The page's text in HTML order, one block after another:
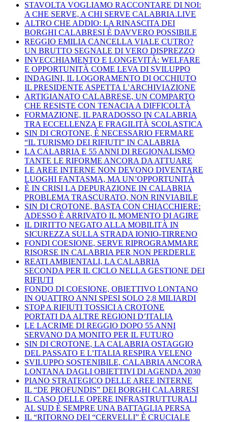
STAVOLTA VOGLIAMO RACCONTARE DI NOI:
A CHE SERVE, A CHI SERVE CALABRIA.LIVE
ALTRO CHE ADDIO: LA RINASCITA DEI
BORGHI CALABRESI È DAVVERO POSSIBILE
REGGIO EMILIA CANCELLA VIALE CUTRO?
UN BRUTTO SEGNALE DI VERO DISPREZZO
INVECCHIAMENTO E LONGEVITÀ: WELFARE
E OPPORTUNITÀ COME LEVA DI SVILUPPO
INDAGINI, IL LOGORAMENTO DI OCCHIUTO
IL PRESIDENTE ASPETTA L’ARCHIVIAZIONE
ARTIGIANATO CALABRESE, UN COMPARTO
CHE RESISTE CON TENACIA A DIFFICOLTÀ
FORMAZIONE, IL PARADOSSO IN CALABRIA
TRA ECCELLENZA E FRAGILITÀ SCOLASTICA
SIN DI CROTONE, È NECESSARIO FERMARE
“IL TURISMO DEI RIFIUTI” IN CALABRIA
LA CALABRIA E 55 ANNI DI REGIONALISMO
TANTE LE RIFORME ANCORA DA ATTUARE
LE AREE INTERNE NON DEVONO DIVENTARE
LUOGHI FANTASMA, MA UN’OPPORTUNITÀ
È IN CRISI LA DEPURAZIONE IN CALABRIA
PROBLEMA TRASCURATO, NON RINVIABILE
SIN DI CROTONE, BASTA CON CHIACCHIERE:
ADESSO È ARRIVATO IL MOMENTO DI AGIRE
IL DIRITTO NEGATO ALLA MOBILITÀ IN
SICUREZZA SULLA STRADA IONIO-TIRRENO
FONDI COESIONE, SERVE RIPROGRAMMARE
RISORSE IN CALABRIA PER NON PERDERLE
REATI AMBIENTALI, LA CALABRIA
SECONDA PER IL CICLO NELLA GESTIONE DEI
RIFIUTI
FONDO DI COESIONE, OBIETTIVO LONTANO
IN QUATTRO ANNI SPESI SOLO 2,8 MILIARDI
STOP A RIFIUTI TOSSICI A CROTONE
PORTATI DA ALTRE REGIONI D’ITALIA
LE LACRIME DI REGGIO DOPO 55 ANNI
SERVANO DA MONITO PER IL FUTURO
SIN DI CROTONE, LA CALABRIA OSTAGGIO
DEL PASSATO E L’ITALIA RESPIRA VELENO
SVILUPPO SOSTENIBILE, CALABRIA ANCORA
LONTANA DAGLI OBIETTIVI DI AGENDA 2030
PIANO STRATEGICO DELLE AREE INTERNE
IL “DE PROFUNDIS” DEI BORGHI CALABRESI
IL CASO DELLE OPERE INFRASTRUTTURALI
AL SUD È SEMPRE UNA BATTAGLIA PERSA
IL “RITORNO DEI “CERVELLI” È CRUCIALE